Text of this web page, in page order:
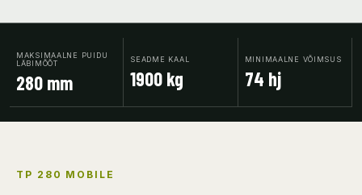
MAKSIMAALNE PUIDU
LÄBIMÕÕT
280 mm
SEADME KAAL
1900 kg
MINIMAALNE VÕIMSUS
74 hj
TP 280 MOBILE